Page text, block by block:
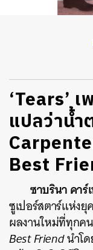
‘Tears’
แปลว่าน้
Best
ซาบรินา คาร์
ซูเปอร์สตาร์แห่ง
ผลงานใหม่ที่ทุกค
Best Friendนำโ